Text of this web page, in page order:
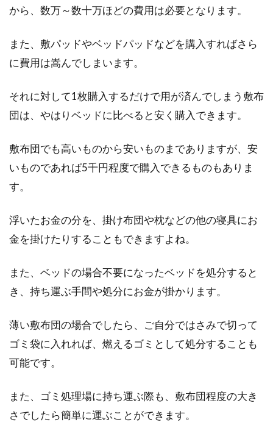
人気布団セット6選！来客用に便利
なコンパクトサイズを厳選
コンパクトなサイズの布団セットは、来客用と
して用意しておくのに最適で、収納に場所を取
らないのでお...
をかけて使用しますよね。店頭でそれらのカバ
活！どっちが快適で便利？
するかも...
から、数万～数十万ほどの費用は必要となります。
また、敷パッドやベッドパッドなどを購入すればさら
に費用は嵩んでしまいます。
それに対して1枚購入するだけで用が済んでしまう敷布
団は、やはりベッドに比べると安く購入できます。
敷布団でも高いものから安いものまでありますが、安
いものであれば5千円程度で購入できるものもありま
す。
浮いたお金の分を、掛け布団や枕などの他の寝具にお
金を掛けたりすることもできますよね。
また、ベッドの場合不要になったベッドを処分すると
き、持ち運ぶ手間や処分にお金が掛かります。
薄い敷布団の場合でしたら、ご自分ではさみで切って
ゴミ袋に入れれば、燃えるゴミとして処分することも
可能です。
また、ゴミ処理場に持ち運ぶ際も、敷布団程度の大き
さでしたら簡単に運ぶことができます。